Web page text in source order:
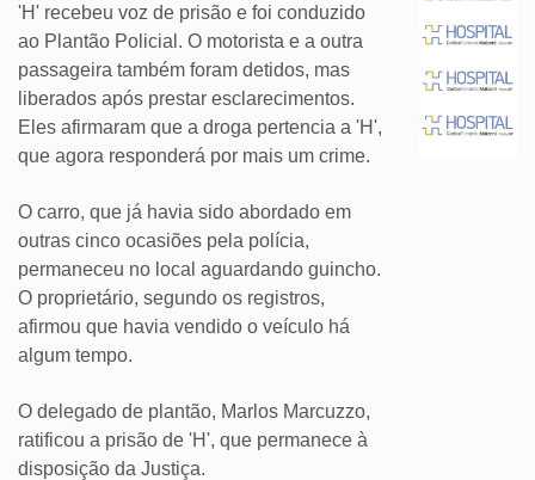
'H' recebeu voz de prisão e foi conduzido
ao Plantão Policial. O motorista e a outra
passageira também foram detidos, mas
liberados após prestar esclarecimentos.
Eles afirmaram que a droga pertencia a 'H',
que agora responderá por mais um crime.
O carro, que já havia sido abordado em
outras cinco ocasiões pela polícia,
permaneceu no local aguardando guincho.
O proprietário, segundo os registros,
afirmou que havia vendido o veículo há
algum tempo.
O delegado de plantão, Marlos Marcuzzo,
ratificou a prisão de 'H', que permanece à
disposição da Justiça.